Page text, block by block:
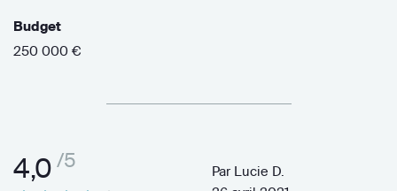
Budget
250 000 €
4,0 /5 Par Lucie D.